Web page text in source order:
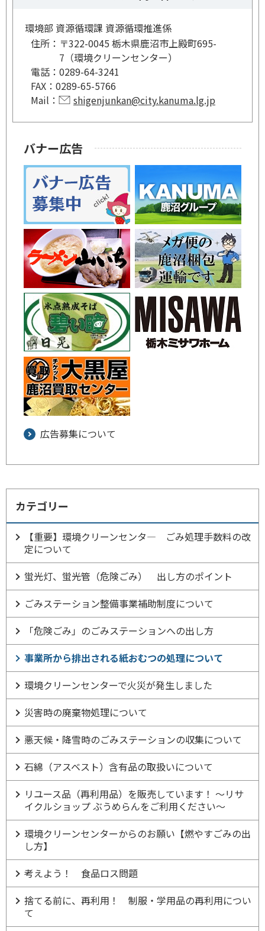
環境部 資源循環課 資源循環推進係
住所： 〒322-0045 栃木県鹿沼市上殿町695-
7（環境クリーンセンター）
電話： 0289-64-3241
FAX： 0289-65-5766
Mail：
shigenjunkan@city.kanuma.lg.jp
バナー広告
広告募集について
カテゴリー
【重要】環境クリーンセンタ― ごみ処理手数料の改
定について
蛍光灯、蛍光管（危険ごみ） 出し方のポイント
ごみステーション整備事業補助制度について
「危険ごみ」のごみステーションへの出し方
事業所から排出される紙おむつの処理について
環境クリーンセンターで火災が発生しました
災害時の廃棄物処理について
悪天候・降雪時のごみステーションの収集について
石綿（アスベスト）含有品の取扱いについて
リユース品（再利用品）を販売しています！ ～リサ
イクルショップ ぶうめらんをご利用ください～
環境クリーンセンターからのお願い【燃やすごみの出
し方】
考えよう！ 食品ロス問題
捨てる前に、再利用！ 制服・学用品の再利用につい
て